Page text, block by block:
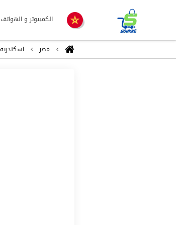
الكمبيوتر و
مصر اسكندريه